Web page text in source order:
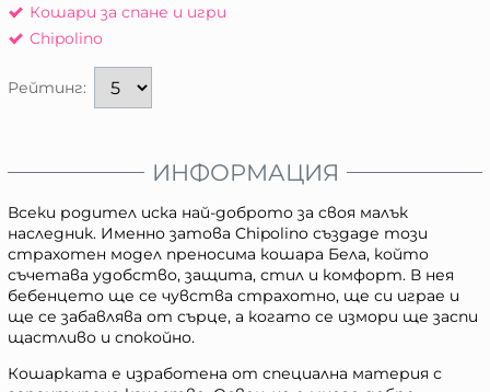
Кошари за спане и игри
Chipolino
Рейтинг:
ИНФОРМАЦИЯ
Всеки родител иска най-доброто за своя малък
наследник. Именно затова Chipolino създаде този
страхотен модел преносима кошара Бела, който
съчетава удобство, защита, стил и комфорт. В нея
бебенцето ще се чувства страхотно, ще си играе и
ще се забавлява от сърце, а когато се измори ще заспи
щастливо и спокойно.
Кошарката е изработена от специална материя с